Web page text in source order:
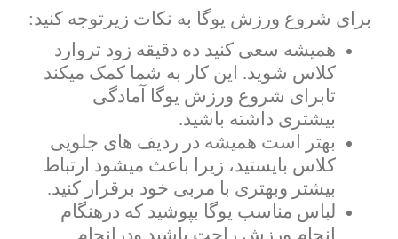
برای شروع ورزش یوگا به نکات زیرتوجه کنید:
همیشه سعی کنید ده دقیقه زود تروارد
کلاس شوید. این کار به شما کمک میکند
تابرای شروع ورزش یوگا آمادگی
بیشتری داشته باشید.
بهتر است همیشه در ردیف های جلویی
کلاس بایستید، زیرا باعث میشود ارتباط
بیشتر وبهتری با مربی خود برقرار کنید.
لباس مناسب یوگا بپوشید که درهنگام